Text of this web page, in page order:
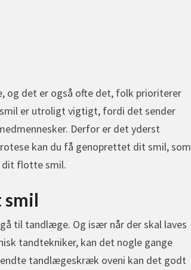
og det er også ofte det, folk prioriterer
er utroligt vigtigt, fordi det sender
Derfor er det yderst
kan du få genoprettet dit smil, som
dit flotte smil.
smil
til tandlæge. Og især når der skal laves
tandtekniker, kan det nogle gange
tandlægeskræk oveni kan det godt